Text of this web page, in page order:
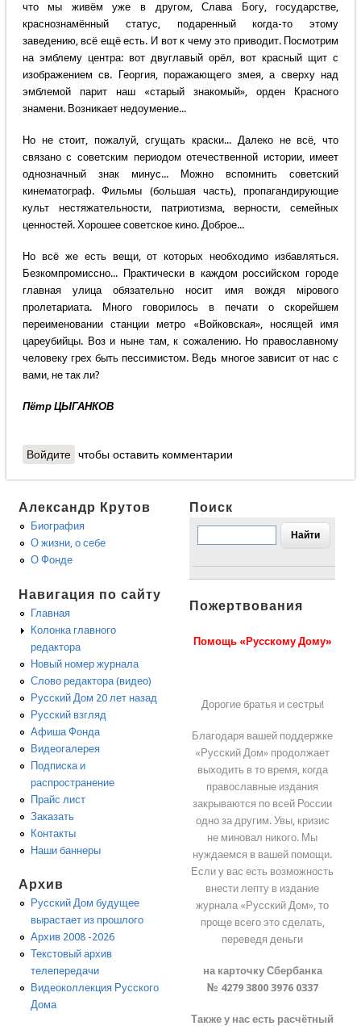
что мы живём уже в другом, Слава Богу, государстве,
краснознамённый статус, подаренный когда-то этому
заведению, всё ещё есть. И вот к чему это приводит. Посмотрим
на эмблему центра: вот двуглавый орёл, вот красный щит с
изображением св. Георгия, поражающего змея, а сверху над
эмблемой парит наш «старый знакомый», орден Красного
знамени. Возникает недоумение...
Но не стоит, пожалуй, сгущать краски... Далеко не всё, что
связано с советским периодом отечественной истории, имеет
однозначный знак минус... Можно вспомнить советский
кинематограф. Фильмы (большая часть), пропагандирующие
культ нестяжательности, патриотизма, верности, семейных
ценностей. Хорошее советское кино. Доброе...
Но всё же есть вещи, от которых необходимо избавляться.
Безкомпромиссно... Практически в каждом российском городе
главная улица обязательно носит имя вождя мiрового
пролетариата. Много говорилось в печати о скорейшем
переименовании станции метро «Войковская», носящей имя
цареубийцы. Воз и ныне там, к сожалению. Но православному
человеку грех быть пессимистом. Ведь многое зависит от нас с
вами, не так ли?
Пётр ЦЫГАНКОВ
Войдите чтобы оставить комментарии
Александр Крутов
Биография
О жизни, о себе
О Фонде
Навигация по сайту
Главная
Колонка главного
редактора
Новый номер журнала
Слово редактора (видео)
Русский Дом 20 лет назад
Русский взгляд
Афиша Фонда
Видеогалерея
Подписка и
распространение
Прайс лист
Заказать
Контакты
Наши баннеры
Архив
Русский Дом будущее
вырастает из прошлого
Архив 2008 -2026
Текстовый архив
телепередачи
Видеоколлекция Русского
Дома
Поиск
Пожертвования
Помощь «Русскому Дому»
Дорогие братья и сестры!
Благодаря вашей поддержке
«Русский Дом» продолжает
выходить в то время, когда
православные издания
закрываются по всей России
одно за другим. Увы, кризис
не миновал никого. Мы
нуждаемся в вашей помощи.
Если у вас есть возможность
внести лепту в издание
журнала «Русский Дом», то
проще всего это сделать,
переведя деньги
на карточку Сбербанка
№ 4279 3800 3976 0337
Также у нас есть расчётный